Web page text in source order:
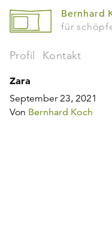
Bernhard
für
Profil Kontakt
Zara
September 23, 2021
Von Bernhard Koch